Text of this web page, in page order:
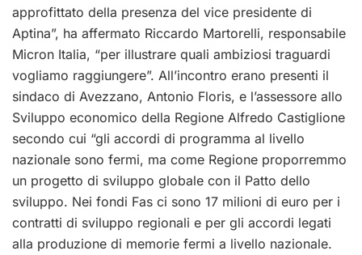
approfittato della presenza del vice presidente di
Aptina”, ha affermato Riccardo Martorelli, responsabile
Micron Italia, “per illustrare quali ambiziosi traguardi
vogliamo raggiungere”. All’incontro erano presenti il
sindaco di Avezzano, Antonio Floris, e l’assessore allo
Sviluppo economico della Regione Alfredo Castiglione
secondo cui “gli accordi di programma al livello
nazionale sono fermi, ma come Regione proporremmo
un progetto di sviluppo globale con il Patto dello
sviluppo. Nei fondi Fas ci sono 17 milioni di euro per i
contratti di sviluppo regionali e per gli accordi legati
alla produzione di memorie fermi a livello nazionale.